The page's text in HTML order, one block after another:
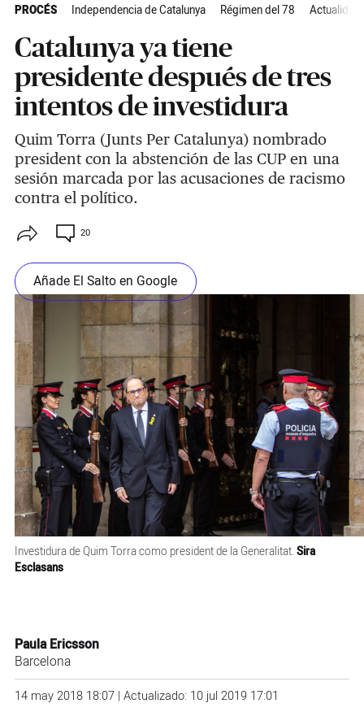
PROCÉS Independencia de Catalunya Régimen del 78 Actualidad
Catalunya ya tiene
presidente después de tres
intentos de investidura
Quim Torra (Junts Per Catalunya) nombrado
president con la abstención de las CUP en una
sesión marcada por las acusaciones de racismo
contra el político.
20
Añade El Salto en Google
Investidura de Quim Torra como president de la Generalitat. Sira
Esclasans
Paula Ericsson
Barcelona
14 may 2018 18:07 | Actualizado: 10 jul 2019 17:01